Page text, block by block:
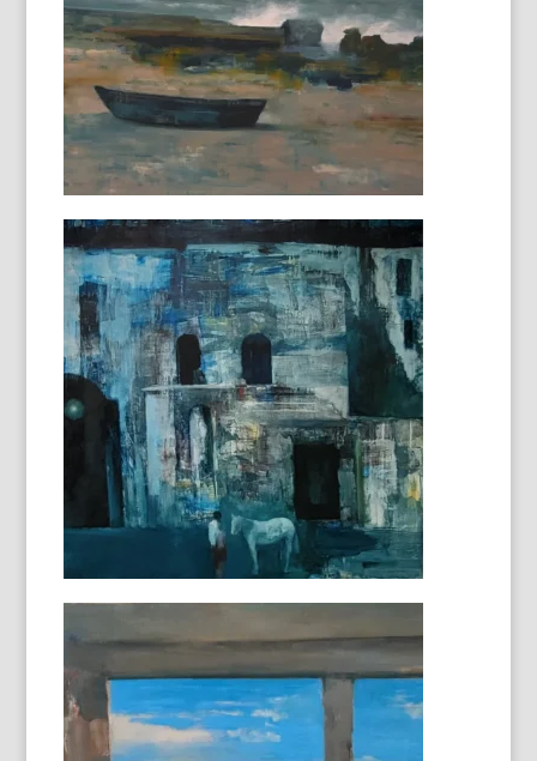
Plage
65 x 81 cm
Salon doré
97 X 97 cm